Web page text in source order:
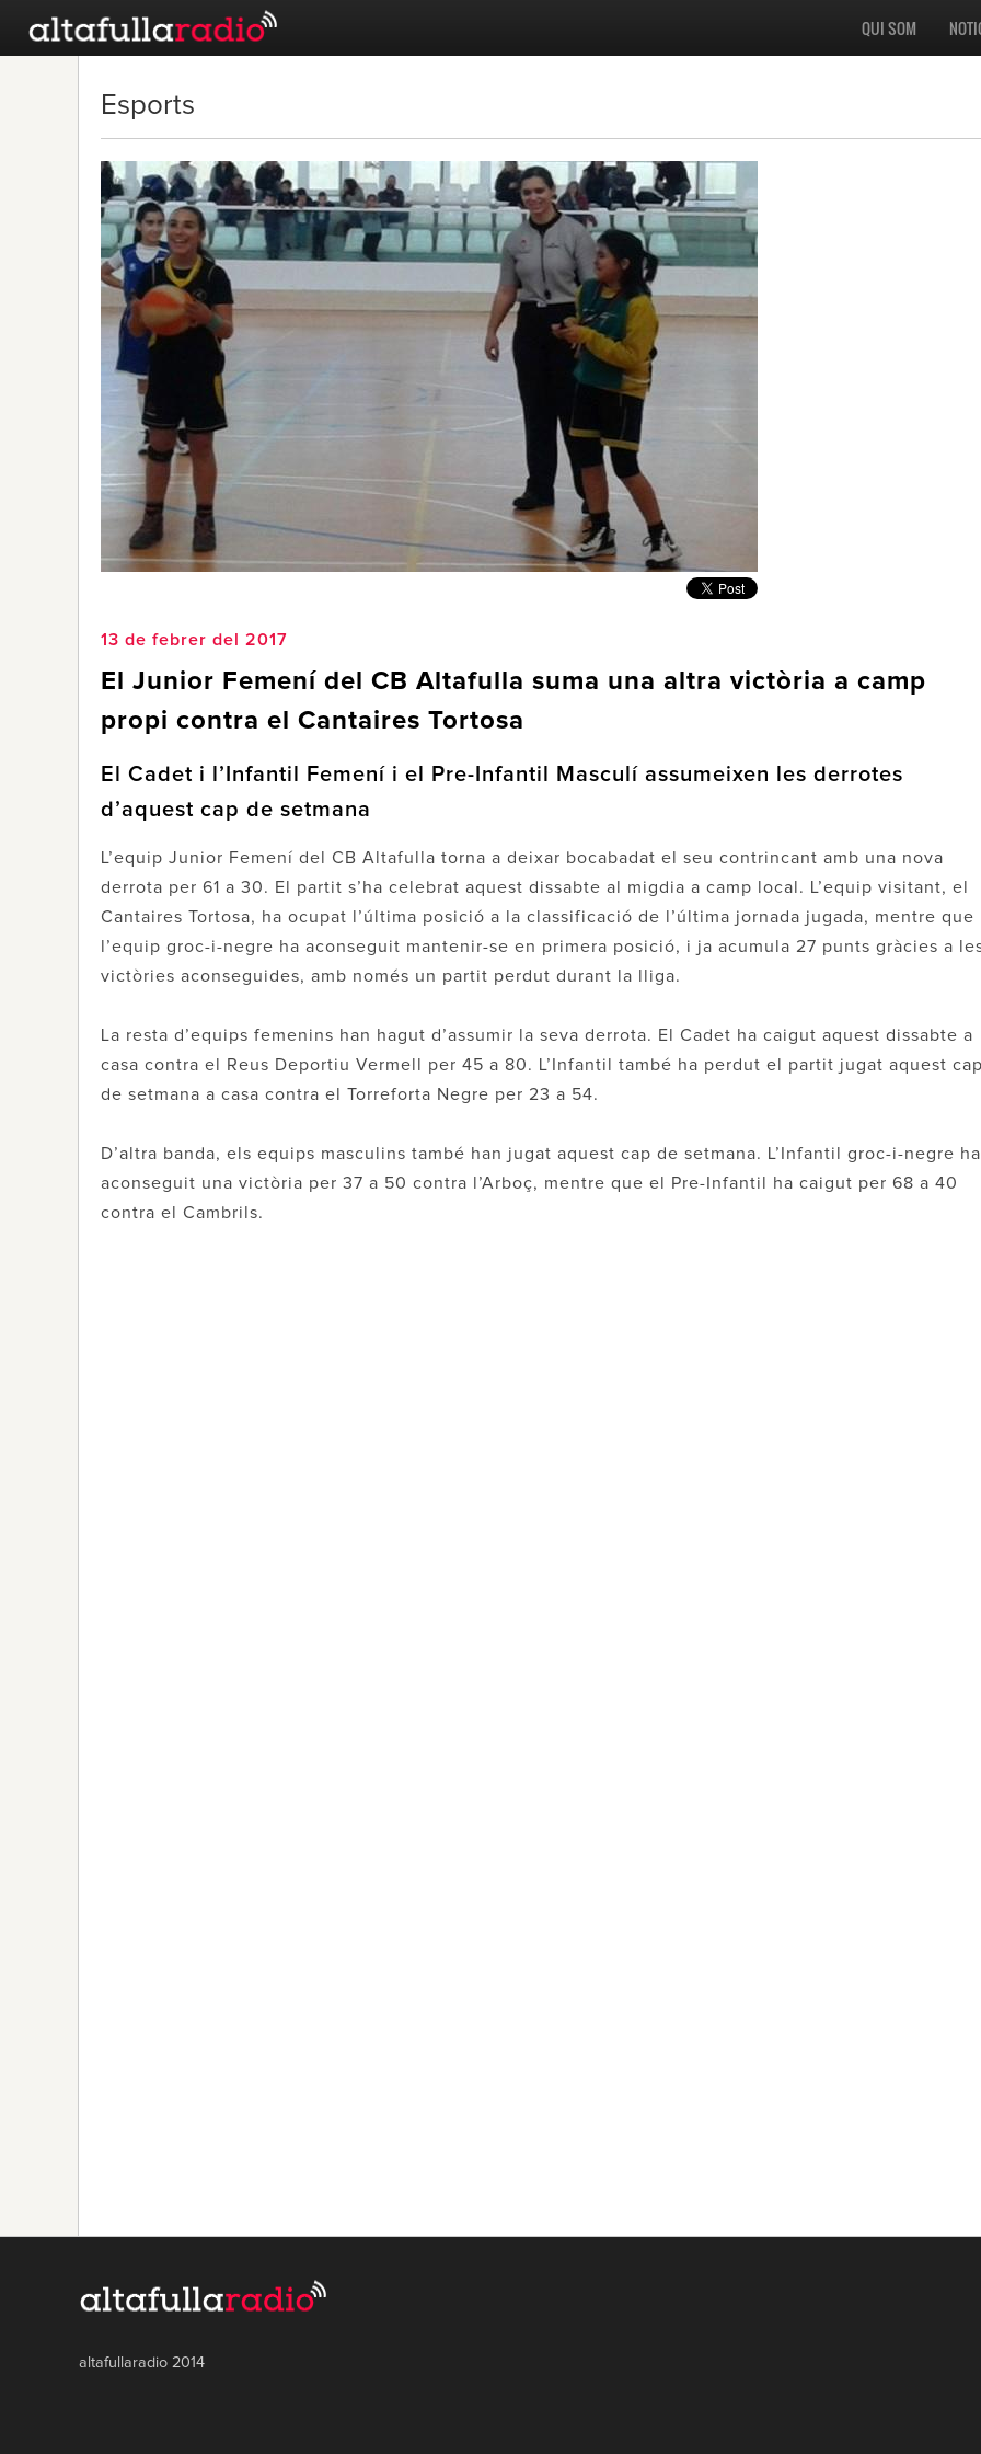
QUI SOM
Esports
13 de febrer del 2017
El Junior Femení del CB Altafulla suma una altra victòria a camp
propi contra el Cantaires Tortosa
El Cadet i l’Infantil Femení i el Pre-Infantil Masculí assumeixen les derrotes
d’aquest cap de setmana
L’equip Junior Femení del CB Altafulla torna a deixar bocabadat el seu contrincant amb una nova
derrota per 61 a 30. El partit s’ha celebrat aquest dissabte al migdia a camp local. L’equip visitant, el
Cantaires Tortosa, ha ocupat l’última posició a la classificació de l’última jornada jugada, mentre que
l’equip groc-i-negre ha aconseguit mantenir-se en primera posició, i ja acumula 27 punts gràcies a
victòries aconseguides, amb només un partit perdut durant la lliga.
La resta d’equips femenins han hagut d’assumir la seva derrota. El Cadet ha caigut aquest dissabte a
casa contra el Reus Deportiu Vermell per 45 a 80. L’Infantil també ha perdut el partit jugat aquest
de setmana a casa contra el Torreforta Negre per 23 a 54.
D’altra banda, els equips masculins també han jugat aquest cap de setmana. L’Infantil groc-i-negre ha
aconseguit una victòria per 37 a 50 contra l’Arboç, mentre que el Pre-Infantil ha caigut per 68 a 40
contra el Cambrils.
altafullaradio 2014